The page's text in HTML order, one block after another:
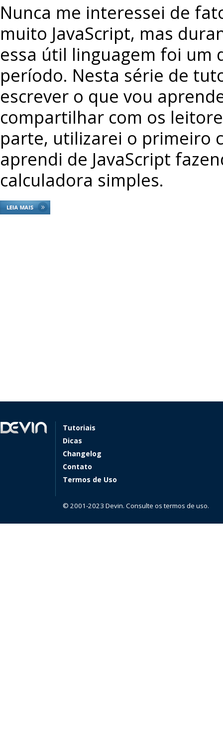
Nunca me interessei de
muito JavaScript, mas
essa útil linguagem foi um
período. Nesta série de
escrever o que vou
compartilhar com os
parte, utilizarei o primeiro
aprendi de JavaScript
calculadora simples.
Tutoriais
Dicas
Changelog
Contato
Termos de Uso
© 2001-2023 Devin. Consulte os termos de uso.